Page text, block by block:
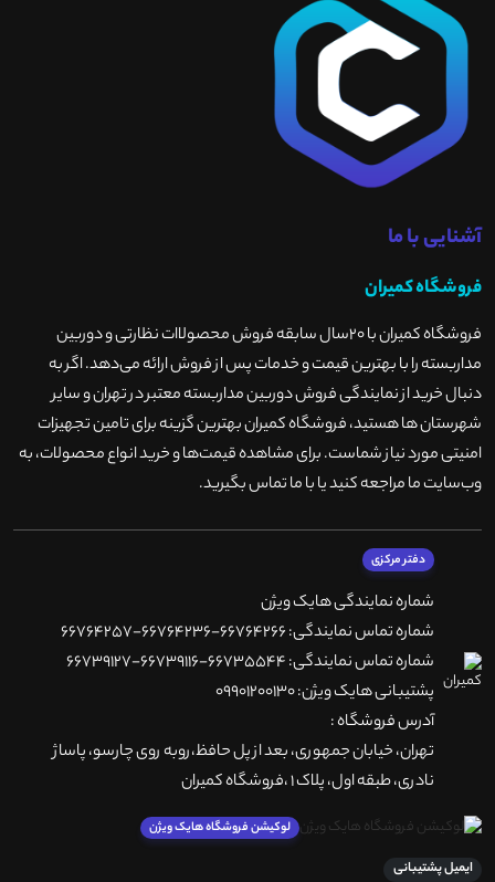
آشنایی با ما
فروشگاه کمیران
فروشگاه کمیران با ۲۰سال سابقه فروش محصولاات نظارتی و دوربین
مداربسته را با بهترین قیمت و خدمات پس از فروش ارائه می‌دهد. اگر به
دنبال خرید از نمایندگی فروش دوربین مداربسته معتبر در تهران و سایر
شهرستان ها هستید، فروشگاه کمیران بهترین گزینه برای تامین تجهیزات
امنیتی مورد نیاز شماست. برای مشاهده قیمت‌ها و خرید انواع محصولات، به
وب‌سایت ما مراجعه کنید یا با ما تماس بگیرید.
دفتر مرکزی
شماره نمایندگی هایک ویژن
شماره تماس نمایندگی: 66764266-66764236-66764257
شماره تماس نمایندگی: 66735544-66739116-66739127
پشتیبانی هایک ویژن: 09901200130
آدرس فروشگاه :
تهران، خيابان جمهوری، بعد از پل حافظ،روبه روی چارسو، پاساژ
نادری، طبقه اول، پلاک 1 ،فروشگاه کمیران
لوکیشن فروشگاه هایک ویژن
ایمیل پشتیبانی